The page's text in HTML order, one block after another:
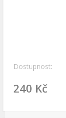
Dostupnost:
240 Kč